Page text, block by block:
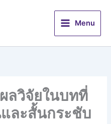
Menu
ลวิจัยในบทที่
และสั้นกระชับ